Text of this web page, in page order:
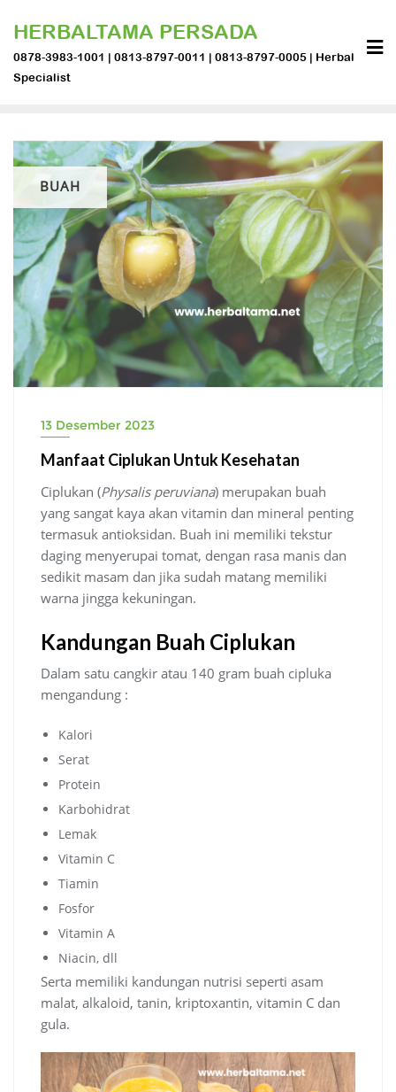
content
HERBALTAMA PERSADA
0878-3983-1001 | 0813-8797-0011 | 0813-8797-0005 | Herbal
Specialist
BUAH
13 Desember 2023
Manfaat Ciplukan Untuk Kesehatan
Ciplukan (Physalis peruviana) merupakan buah
yang sangat kaya akan vitamin dan mineral penting
termasuk antioksidan. Buah ini memiliki tekstur
daging menyerupai tomat, dengan rasa manis dan
sedikit masam dan jika sudah matang memiliki
warna jingga kekuningan.
Kandungan Buah Ciplukan
Dalam satu cangkir atau 140 gram buah cipluka
mengandung :
Kalori
Serat
Protein
Karbohidrat
Lemak
Vitamin C
Tiamin
Fosfor
Vitamin A
Niacin, dll
Serta memiliki kandungan nutrisi seperti asam
malat, alkaloid, tanin, kriptoxantin, vitamin C dan
gula.